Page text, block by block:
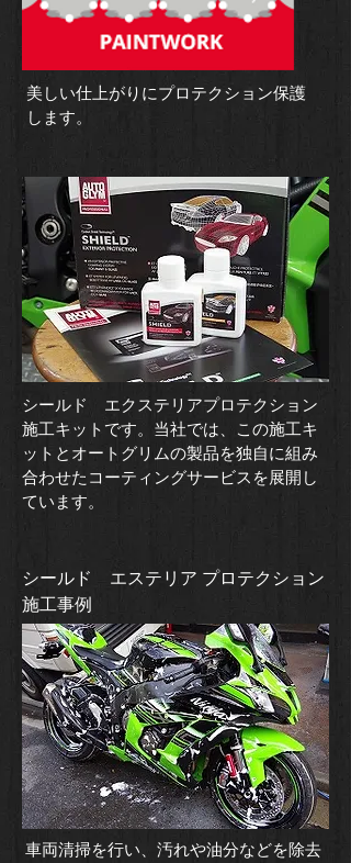
​美しい仕上がりにプロテクション保護
します。
​シールド エクステリアプロテクション
施工キットです。当社では、この施工キ
ットとオートグリムの製品を独自に組み
合わせたコーティングサービスを展開し
ています。
​シールド エステリア プロテクション
施工事例
​車両清掃を行い、汚れや油分などを除去